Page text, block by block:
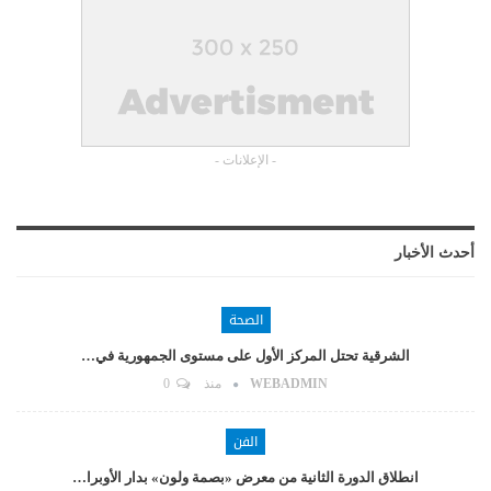
- الإعلانات -
أحدث الأخبار
الصحة
الشرقية تحتل المركز الأول على مستوى الجمهورية في…
WEBADMIN منذ
الفن
انطلاق الدورة الثانية من معرض «بصمة ولون» بدار الأوبرا…